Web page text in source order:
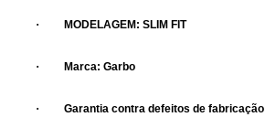
· MODELAGEM: SLIM FIT
· Marca: Garbo
· Garantia contra defeitos de fabricação